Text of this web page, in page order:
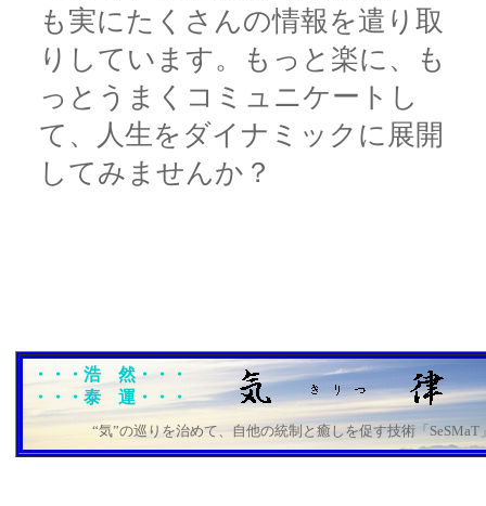
も実にたくさんの情報を遣り取
りしています。もっと楽に、も
っとうまくコミュニケートし
て、人生をダイナミックに展開
してみませんか？
・・・浩 然・・・
・・・泰 運・・・
“気”の巡りを治めて、自他の統制と癒しを促す技術「SeSMaT